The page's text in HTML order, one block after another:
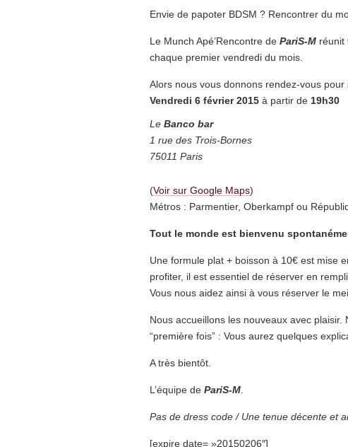
Envie de papoter BDSM ? Rencontrer du
Le Munch Apé’Rencontre de PariS-M réunit
chaque premier vendredi du mois.
Alors nous vous donnons rendez-vous pour
Vendredi 6 février 2015 à partir de 19h30
Le Banco bar
1 rue des Trois-Bornes
75011 Paris
(Voir sur Google Maps)
Métros : Parmentier, Oberkampf ou
Tout le monde est bienvenu
Une formule plat + boisson à 10€ est mise
profiter, il est essentiel de réserver en
Vous nous aidez ainsi à vous réserver le
Nous accueillons les nouveaux avec plaisir.
“première fois” : Vous aurez quelques
A très bientôt.
L’équipe de PariS-M
Pas de dress code / Une tenue décente et
[expire date= »20150206″]